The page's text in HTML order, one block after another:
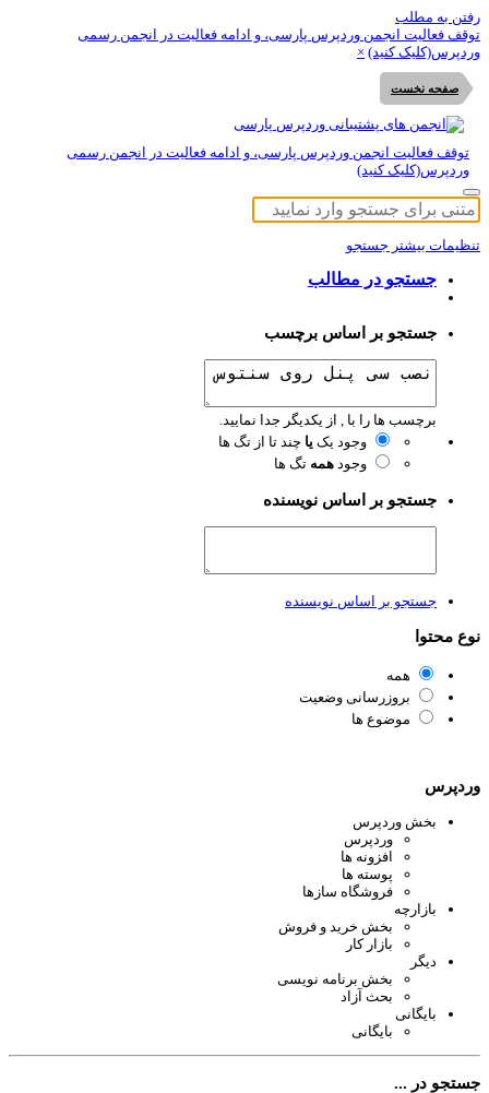
به مطلب
فعالیت انجمن وردپرس پارسی، و ادامه فعالیت در انجمن رسمی
کنید) ×
صفحه نخست
توقف فعالیت انجمن وردپرس پارسی، و ادامه فعالیت در انجمن رسمی
وردپرس(کلیک کنید)
بیشتر جستجو
جستجو در مطالب
جستجو بر اساس برچسب
برچسب ها را با , از یکدیگر جدا نمایید.
وجود یکیاچند تا از تگ ها
وجودهمهتگ ها
جستجو بر اساس نویسنده
جستجو بر اساس نویسنده
محتوا
همه
بروزرسانی وضعیت
موضوع ها
بخش وردپرس
وردپرس
افزونه ها
پوسته ها
فروشگاه سازها
بازارچه
بخش خرید و فروش
بازار کار
دیگر
بخش برنامه نویسی
بحث آزاد
بایگانی
بایگانی
در ...